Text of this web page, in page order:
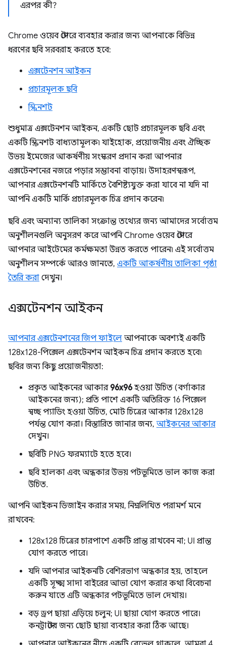
এরপর কী?
Chrome ওয়েব স্টোরে ব্যবহার করার জন্য আপনাকে বিভিন্ন
ধরণের ছবি সরবরাহ করতে হবে:
এক্সটেনশন আইকন
প্রচারমূলক ছবি
স্ক্রিনশট
শুধুমাত্র এক্সটেনশন আইকন, একটি ছোট প্রচারমূলক ছবি এবং
একটি স্ক্রিনশট বাধ্যতামূলক৷ যাইহোক, প্রয়োজনীয় এবং ঐচ্ছিক
উভয় ইমেজের আকর্ষণীয় সংস্করণ প্রদান করা আপনার
এক্সটেনশনের নজরে পড়ার সম্ভাবনা বাড়ায়। উদাহরণস্বরূপ,
আপনার এক্সটেনশনটি মার্কিতে বৈশিষ্ট্যযুক্ত করা যাবে না যদি না
আপনি একটি মার্কি প্রচারমূলক চিত্র প্রদান করেন৷
ছবি এবং অন্যান্য তালিকা সংক্রান্ত তথ্যের জন্য আমাদের সর্বোত্তম
অনুশীলনগুলি অনুসরণ করে আপনি Chrome ওয়েব স্টোরে
আপনার আইটেমের কর্মক্ষমতা উন্নত করতে পারেন৷ এই সর্বোত্তম
অনুশীলন সম্পর্কে আরও জানতে, একটি আকর্ষণীয় তালিকা পৃষ্ঠা
তৈরি করা দেখুন।
এক্সটেনশন আইকন
আপনার এক্সটেনশনের জিপ ফাইলে আপনাকে অবশ্যই একটি
128x128-পিক্সেল এক্সটেনশন আইকন চিত্র প্রদান করতে হবে৷
ছবির জন্য কিছু প্রয়োজনীয়তা:
প্রকৃত আইকনের আকার 96x96হওয়া উচিত (বর্গাকার
আইকনের জন্য); প্রতি পাশে একটি অতিরিক্ত 16 পিক্সেল
স্বচ্ছ প্যাডিং হওয়া উচিত, মোট চিত্রের আকার 128x128
পর্যন্ত যোগ করা। বিস্তারিত জানার জন্য, আইকনের আকার
দেখুন।
ছবিটি PNG ফরম্যাটে হতে হবে।
ছবি হালকা এবং অন্ধকার উভয় পটভূমিতে ভাল কাজ করা
উচিত.
আপনি আইকন ডিজাইন করার সময়, নিম্নলিখিত পরামর্শ মনে
রাখবেন:
128x128 চিত্রের চারপাশে একটি প্রান্ত রাখবেন না; UI প্রান্ত
যোগ করতে পারে।
যদি আপনার আইকনটি বেশিরভাগ অন্ধকার হয়, তাহলে
একটি সূক্ষ্ম সাদা বাইরের আভা যোগ করার কথা বিবেচনা
করুন যাতে এটি অন্ধকার পটভূমিতে ভাল দেখায়।
বড় ড্রপ ছায়া এড়িয়ে চলুন; UI ছায়া যোগ করতে পারে।
কনট্রাস্টের জন্য ছোট ছায়া ব্যবহার করা ঠিক আছে।